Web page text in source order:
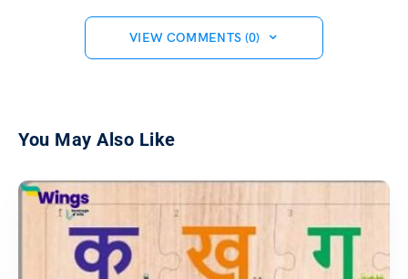
VIEW COMMENTS (0)
You May Also Like